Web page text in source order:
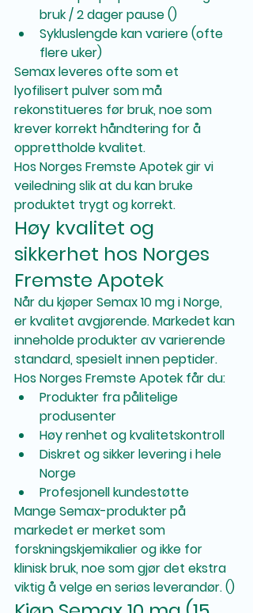
bruk / 2 dager pause ()
Sykluslengde kan variere (ofte
flere uker)
Semax leveres ofte som et
lyofilisert pulver som må
rekonstitueres før bruk, noe som
krever korrekt håndtering for å
opprettholde kvalitet.
Hos Norges Fremste Apotek gir vi
veiledning slik at du kan bruke
produktet trygt og korrekt.
Høy kvalitet og
sikkerhet hos Norges
Fremste Apotek
Når du kjøper Semax 10 mg i Norge,
er kvalitet avgjørende. Markedet kan
inneholde produkter av varierende
standard, spesielt innen peptider.
Hos Norges Fremste Apotek får du:
Produkter fra pålitelige
produsenter
Høy renhet og kvalitetskontroll
Diskret og sikker levering i hele
Norge
Profesjonell kundestøtte
Mange Semax-produkter på
markedet er merket som
forskningskjemikalier og ikke for
klinisk bruk, noe som gjør det ekstra
viktig å velge en seriøs leverandør. ()